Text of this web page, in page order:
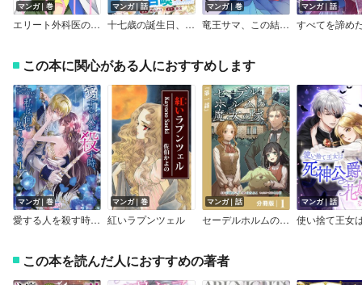
マンガ｜巻
エリート外科医の一途な求愛
マンガ｜話
十七歳の誕生日、わたしは異世界に召喚された
マンガ｜巻
竜王サマ、この結婚はなかったことにしてください！
マンガ｜話
この本に関心がある人におすすめします
マンガ｜巻
愛する人を殺す時、私は何を思うだろう【描き下ろしおまけ漫画付き】
マンガ｜巻
紅いラプンツェル
マンガ｜話
セーデルホルムの魔女の家【分冊版】
マンガ｜話
この本を読んだ人におすすめの著者